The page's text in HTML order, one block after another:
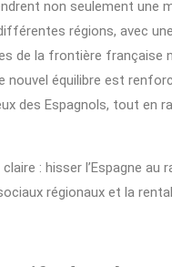
non seulement une
régions, avec
de la frontière française
nouvel équilibre est
des Espagnols, tout en
: hisser l’Espagne
régionaux et la